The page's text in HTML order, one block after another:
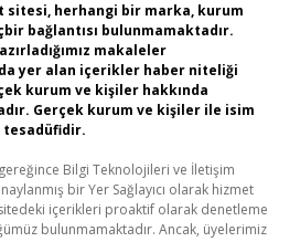
sitesi, herhangi bir marka, kurum
bağlantısı bulunmamaktadır.
makaleler
yer alan içerikler haber niteliği
kurum ve kişiler hakkında
Gerçek kurum ve kişiler ile isim
gereğince Bilgi Teknolojileri ve İletişim
bir Yer Sağlayıcı olarak hizmet
içerikleri proaktif olarak denetleme
bulunmamaktadır. Ancak, üyelerimiz